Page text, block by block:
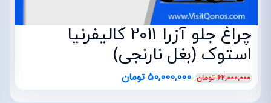
چراغ جلو آزرا 2011 کالیفرنیا
استوک (بغل نارنجی)
62,000,000 تومان 50,000,000 تومان